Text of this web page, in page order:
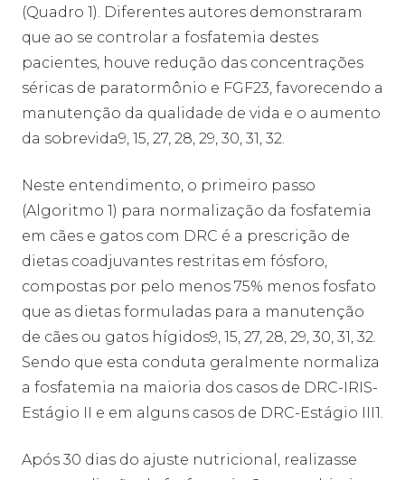
(Quadro 1). Diferentes autores demonstraram
que ao se controlar a fosfatemia destes
pacientes, houve redução das concentrações
séricas de paratormônio e FGF23, favorecendo a
manutenção da qualidade de vida e o aumento
da sobrevida9, 15, 27, 28, 29, 30, 31, 32.
Neste entendimento, o primeiro passo
(Algoritmo 1) para normalização da fosfatemia
em cães e gatos com DRC é a prescrição de
dietas coadjuvantes restritas em fósforo,
compostas por pelo menos 75% menos fosfato
que as dietas formuladas para a manutenção
de cães ou gatos hígidos9, 15, 27, 28, 29, 30, 31, 32.
Sendo que esta conduta geralmente normaliza
a fosfatemia na maioria dos casos de DRC-IRIS-
Estágio II e em alguns casos de DRC-Estágio III1.
Após 30 dias do ajuste nutricional, realizasse